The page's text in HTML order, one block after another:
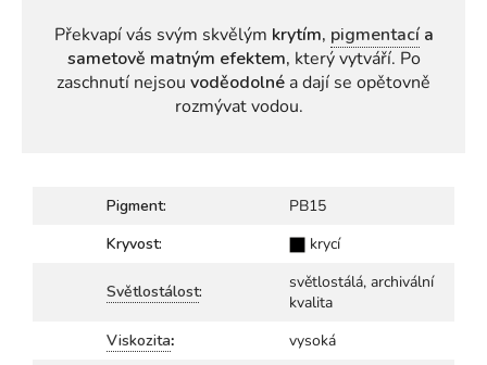
Překvapí vás svým skvělým krytím, pigmentacía
sametově matným efektem, který vytváří. Po
zaschnutí nejsou voděodolné a dají se opětovně
rozmývat vodou.
Pigment:
PB15
Kryvost:
krycí
Světlostálost:
světlostálá, archivální
kvalita
Viskozita: vysoká